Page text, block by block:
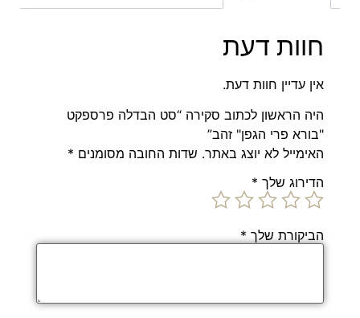
חוות דעת
אין עדיין חוות דעת.
היה הראשון לכתוב סקירה “סט הבדלה פרספקט
"בורא פרי הגפן" זהב”
האימייל לא יוצג באתר. שדות החובה מסומנים *
הדירוג שלך *
הביקורת שלך *